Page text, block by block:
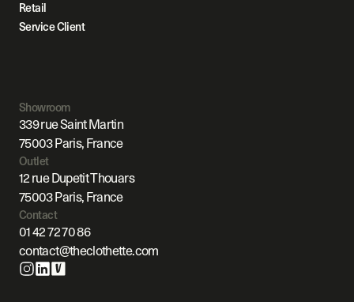
Retail
Service Client
Showroom
339 rue Saint Martin
75003 Paris, France
Outlet
12 rue Dupetit Thouars
75003 Paris, France
Contact
01 42 72 70 86
contact@theclothette.com